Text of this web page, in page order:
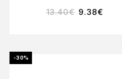
13.40€ 9.38€
-30%